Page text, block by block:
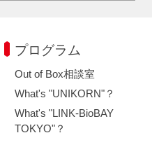
プログラム
Out of Box相談室
What's "UNIKORN"？
What's "LINK-BioBAY
TOKYO"？